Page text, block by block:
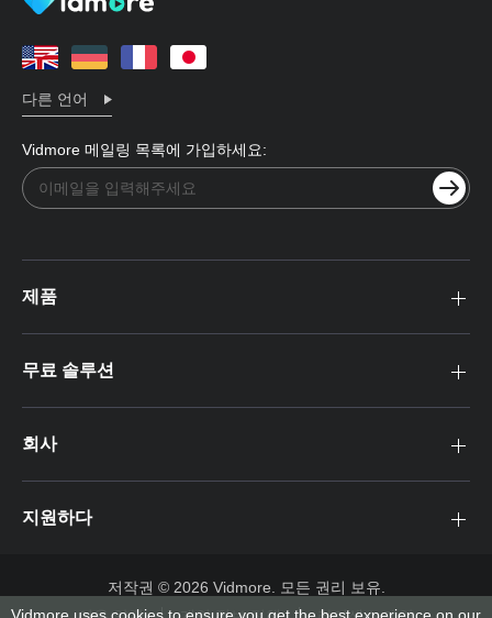
다른 언어
Vidmore 메일링 목록에 가입하세요:
제품
무료 솔루션
회사
지원하다
저작권 © 2026 Vidmore. 모든 권리 보유.